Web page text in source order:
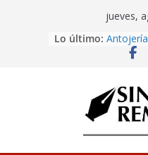
jueves,
Lo último:
¡Inicia
Amor